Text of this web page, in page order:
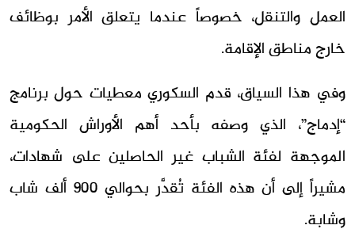
العمل والتنقل، خصوصاً عندما يتعلق الأمر بوظائف
خارج مناطق الإقامة.
وفي هذا السياق، قدم السكوري معطيات حول برنامج
“إدماج”، الذي وصفه بأحد أهم الأوراش الحكومية
الموجهة لفئة الشباب غير الحاصلين على شهادات،
مشيراً إلى أن هذه الفئة تُقدَّر بحوالي 900 ألف شاب
وشابة.